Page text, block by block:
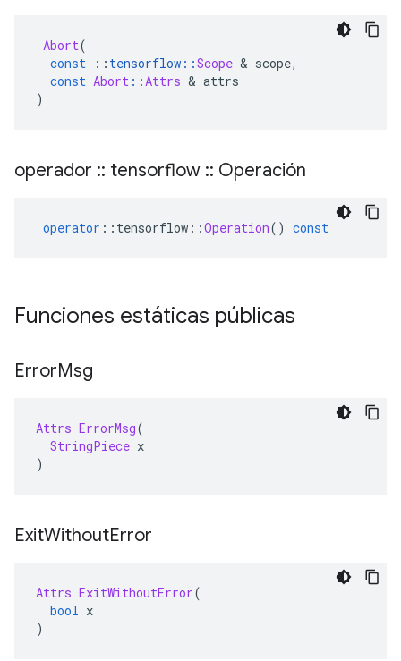
Abort(
const
:: tensorflow ::Scope & scope,
const Abort ::Attrs & attrs
)
operador :: tensorflow :: Operación
operator :: tensorflow ::Operation() const
Funciones estáticas públicas
ErrorMsg
Attrs ErrorMsg(
StringPiece x
)
ExitWithoutError
Attrs ExitWithoutError(
bool x
)